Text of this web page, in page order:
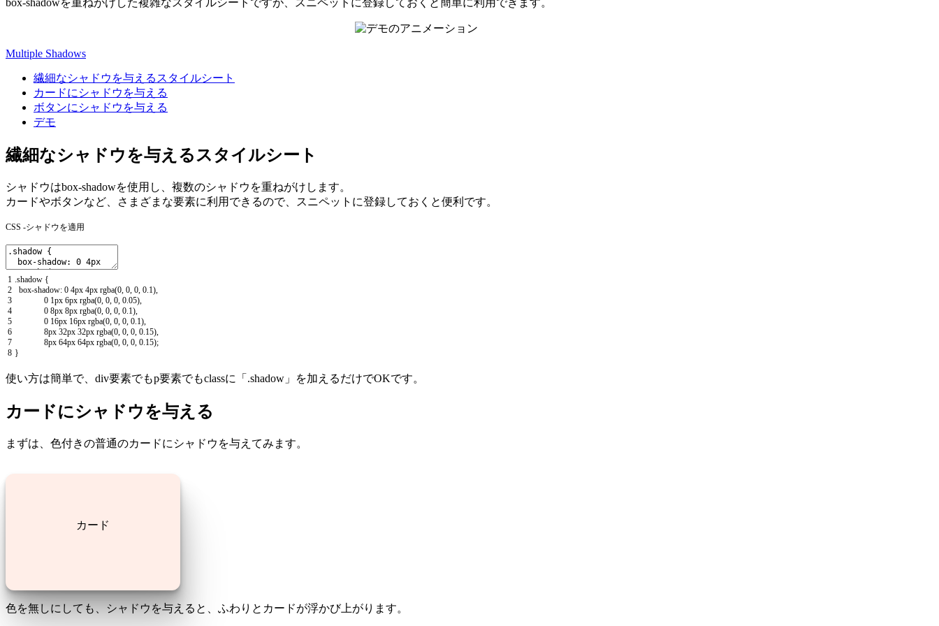
Multiple Shadows
繊細なシャドウを与えるスタイルシート
カードにシャドウを与える
ボタンにシャドウを与える
デモ
繊細なシャドウを与えるスタイルシート
シャドウはbox-shadowを使用し、複数のシャドウを重ねがけします。
カードやボタンなど、さまざまな要素に利用できるので、スニペットに登録しておくと便利です。
CSS -シャドウを適用
1
2
3
4
5
6
7
8
.shadow {
box-shadow: 0 4px 4px rgba(0, 0, 0, 0.1),
0 1px 6px rgba(0, 0, 0, 0.05),
0 8px 8px rgba(0, 0, 0, 0.1),
0 16px 16px rgba(0, 0, 0, 0.1),
8px 32px 32px rgba(0, 0, 0, 0.15),
8px 64px 64px rgba(0, 0, 0, 0.15);
}
使い方は簡単で、div要素でもp要素でもclassに「.shadow」を加えるだけでOKです。
カードにシャドウを与える
まずは、色付きの普通のカードにシャドウを与えてみます。
カード
色を無しにしても、シャドウを与えると、ふわりとカードが浮かび上がります。